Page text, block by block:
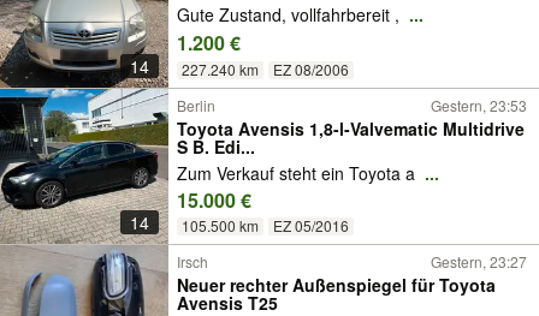
14
Gute Zustand, vollfahrbereit , ...
1.200 €
227.240 km EZ 08/2006
14
Berlin Gestern, 23:53
Toyota Avensis 1,8-l-Valvematic Multidrive
S B. Edi...
Zum Verkauf steht ein Toyota a ...
15.000 €
105.500 km EZ 05/2016
Irsch Gestern, 23:27
Neuer rechter Außenspiegel für Toyota
Avensis T25